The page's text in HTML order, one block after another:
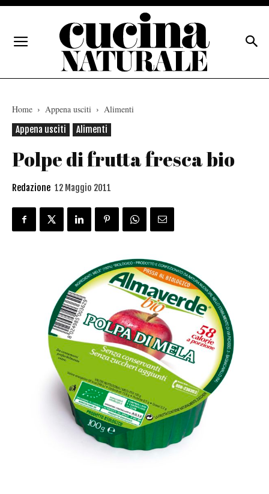
Home Appena usciti
Alimenti
Appena usciti
Alimenti
Polpe di frutta fresca bio
Redazione 12 Maggio 2011